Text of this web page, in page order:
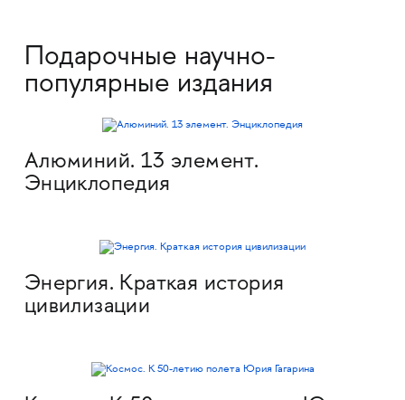
Подарочные научно-
популярные издания
Алюминий. 13 элемент.
Энциклопедия
Энергия. Краткая история
цивилизации